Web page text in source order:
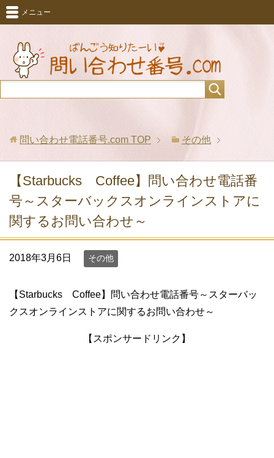
メニュー
問い合わせ電話番号.com TOP その他
【Starbucks Coffee】問い合わせ電話番
号～スターバックスオンラインストアに
関するお問い合わせ～
2018年3月6日 その他
【Starbucks Coffee】問い合わせ電話番号～スターバッ
クスオンラインストアに関するお問い合わせ～
【スポンサードリンク】